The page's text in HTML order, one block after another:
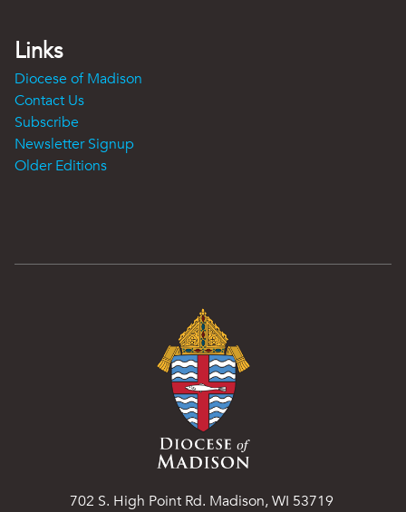
Links
Diocese of Madison
Contact Us
Subscribe
Newsletter Signup
Older Editions
702 S. High Point Rd. Madison, WI 53719